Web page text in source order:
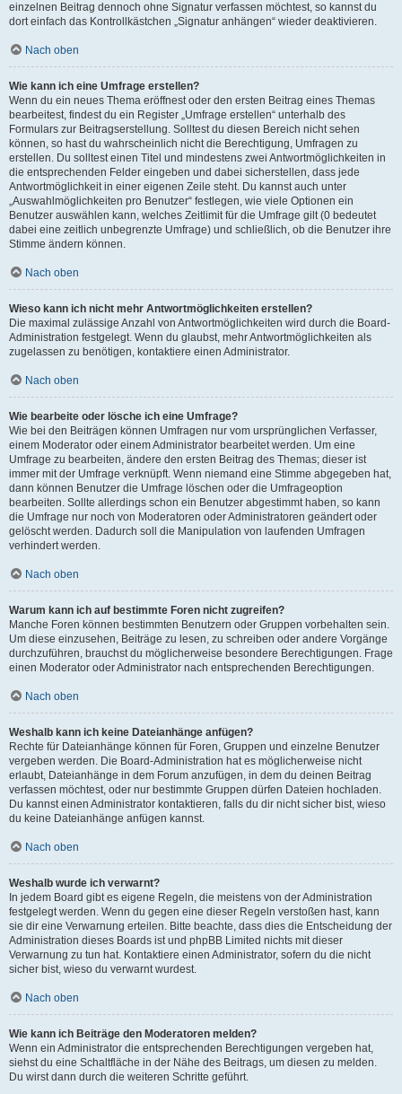
einzelnen Beitrag dennoch ohne Signatur verfassen möchtest, so kannst du
dort einfach das Kontrollkästchen „Signatur anhängen“ wieder deaktivieren.
Nach oben
Wie kann ich eine Umfrage erstellen?
Wenn du ein neues Thema eröffnest oder den ersten Beitrag eines Themas
bearbeitest, findest du ein Register „Umfrage erstellen“ unterhalb des
Formulars zur Beitragserstellung. Solltest du diesen Bereich nicht sehen
können, so hast du wahrscheinlich nicht die Berechtigung, Umfragen zu
erstellen. Du solltest einen Titel und mindestens zwei Antwortmöglichkeiten in
die entsprechenden Felder eingeben und dabei sicherstellen, dass jede
Antwortmöglichkeit in einer eigenen Zeile steht. Du kannst auch unter
„Auswahlmöglichkeiten pro Benutzer“ festlegen, wie viele Optionen ein
Benutzer auswählen kann, welches Zeitlimit für die Umfrage gilt (0 bedeutet
dabei eine zeitlich unbegrenzte Umfrage) und schließlich, ob die Benutzer ihre
Stimme ändern können.
Nach oben
Wieso kann ich nicht mehr Antwortmöglichkeiten erstellen?
Die maximal zulässige Anzahl von Antwortmöglichkeiten wird durch die Board-
Administration festgelegt. Wenn du glaubst, mehr Antwortmöglichkeiten als
zugelassen zu benötigen, kontaktiere einen Administrator.
Nach oben
Wie bearbeite oder lösche ich eine Umfrage?
Wie bei den Beiträgen können Umfragen nur vom ursprünglichen Verfasser,
einem Moderator oder einem Administrator bearbeitet werden. Um eine
Umfrage zu bearbeiten, ändere den ersten Beitrag des Themas; dieser ist
immer mit der Umfrage verknüpft. Wenn niemand eine Stimme abgegeben hat,
dann können Benutzer die Umfrage löschen oder die Umfrageoption
bearbeiten. Sollte allerdings schon ein Benutzer abgestimmt haben, so kann
die Umfrage nur noch von Moderatoren oder Administratoren geändert oder
gelöscht werden. Dadurch soll die Manipulation von laufenden Umfragen
verhindert werden.
Nach oben
Warum kann ich auf bestimmte Foren nicht zugreifen?
Manche Foren können bestimmten Benutzern oder Gruppen vorbehalten sein.
Um diese einzusehen, Beiträge zu lesen, zu schreiben oder andere Vorgänge
durchzuführen, brauchst du möglicherweise besondere Berechtigungen. Frage
einen Moderator oder Administrator nach entsprechenden Berechtigungen.
Nach oben
Weshalb kann ich keine Dateianhänge anfügen?
Rechte für Dateianhänge können für Foren, Gruppen und einzelne Benutzer
vergeben werden. Die Board-Administration hat es möglicherweise nicht
erlaubt, Dateianhänge in dem Forum anzufügen, in dem du deinen Beitrag
verfassen möchtest, oder nur bestimmte Gruppen dürfen Dateien hochladen.
Du kannst einen Administrator kontaktieren, falls du dir nicht sicher bist, wieso
du keine Dateianhänge anfügen kannst.
Nach oben
Weshalb wurde ich verwarnt?
In jedem Board gibt es eigene Regeln, die meistens von der Administration
festgelegt werden. Wenn du gegen eine dieser Regeln verstoßen hast, kann
sie dir eine Verwarnung erteilen. Bitte beachte, dass dies die Entscheidung der
Administration dieses Boards ist und phpBB Limited nichts mit dieser
Verwarnung zu tun hat. Kontaktiere einen Administrator, sofern du die nicht
sicher bist, wieso du verwarnt wurdest.
Nach oben
Wie kann ich Beiträge den Moderatoren melden?
Wenn ein Administrator die entsprechenden Berechtigungen vergeben hat,
siehst du eine Schaltfläche in der Nähe des Beitrags, um diesen zu melden.
Du wirst dann durch die weiteren Schritte geführt.